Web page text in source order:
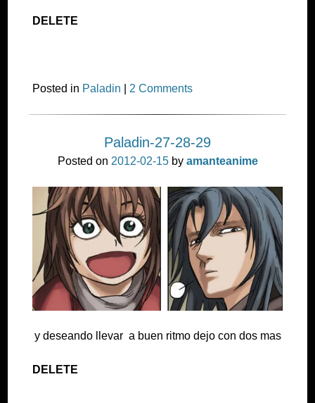
DELETE
Posted in Paladin 2 Comments
Paladin-27-28-29
Posted on 2012-02-15by amanteanime
y deseando llevar a buen ritmo dejo con dos mas
DELETE